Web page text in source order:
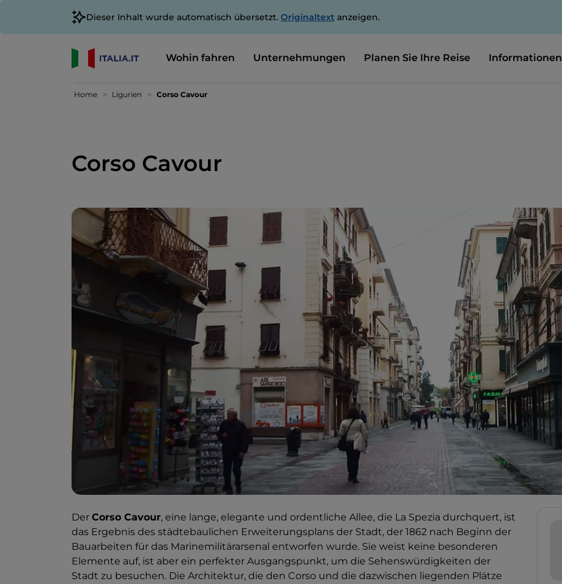
Dieser Inhalt wurde automatisch übersetzt. Originaltext anzeigen.
Wohin fahren Unternehmungen Planen Sie Ihre Reise Informationen
Home Ligurien Corso Cavour
Corso Cavour
Der Corso Cavour, eine lange, elegante und ordentliche Allee, die La Spezia durchquert, ist
das Ergebnis des städtebaulichen Erweiterungsplans der Stadt, der 1862 nach Beginn der
Bauarbeiten für das Marinemilitärarsenal entworfen wurde. Sie weist keine besonderen
Elemente auf, ist aber ein perfekter Ausgangspunkt, um die Sehenswürdigkeiten der
Stadt zu besuchen. Die Architektur, die den Corso und die dazwischen liegenden Plätze